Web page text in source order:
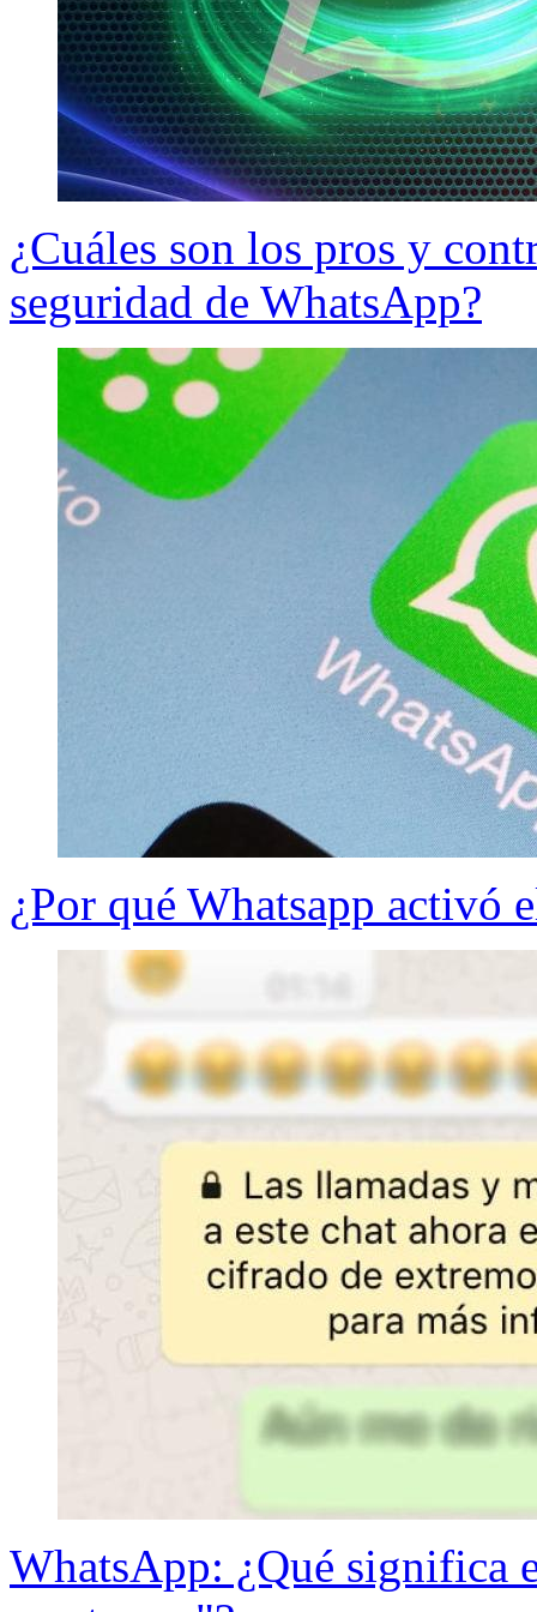
¿Cuáles son los pros y
seguridad de WhatsApp?
¿Por qué Whatsapp activó
WhatsApp: ¿Qué significa